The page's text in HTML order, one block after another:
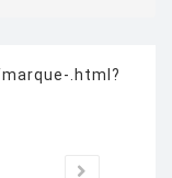
.html?